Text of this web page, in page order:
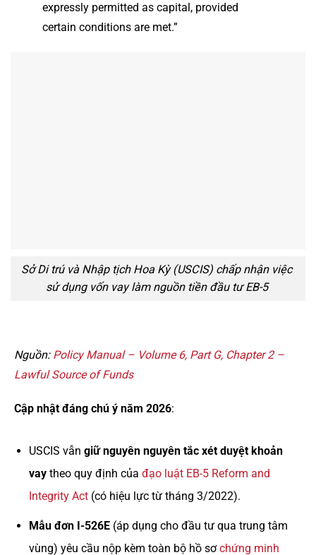
expressly permitted as capital, provided
certain conditions are met.”
Sở Di trú và Nhập tịch Hoa Kỳ (USCIS) chấp nhận việc
sử dụng vốn vay làm nguồn tiền đầu tư EB-5
Nguồn: Policy Manual – Volume 6, Part G, Chapter 2 –
Lawful Source of Funds
Cập nhật đáng chú ý năm 2026:
USCIS vẫn giữ nguyên nguyên tắc xét duyệt khoản
vaytheo quy định của đạo luật EB-5 Reform and
Integrity Act(có hiệu lực từ tháng 3/2022).
Mẫu đơn I-526E(áp dụng cho đầu tư qua trung tâm
vùng) yêu cầu nộp kèm toàn bộ hồ sơchứng minh